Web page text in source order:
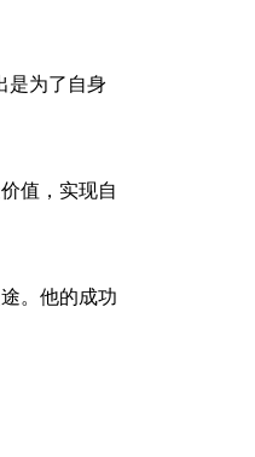
是为了自身
值，实现自
。他的成功